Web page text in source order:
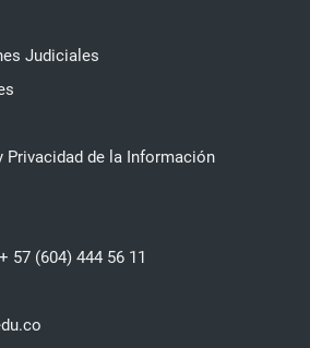
Judiciales
Privacidad de la Información
57 (604) 444 56 11